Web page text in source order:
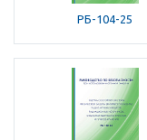
РБ-104-25